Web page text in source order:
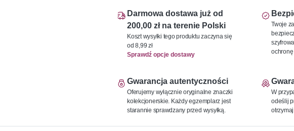
Darmowa dostawa już od
200,00 zł na terenie Polski
Koszt wysyłki tego produktu zaczyna się
od 8,99 zł
Sprawdź opcje dostawy
Twoje
ochronę
Gwarancja autentyczności
Oferujemy wyłącznie oryginalne znaczki
kolekcjonerskie. Każdy egzemplarz jest
starannie sprawdzany przed wysyłką.
W
odeślij